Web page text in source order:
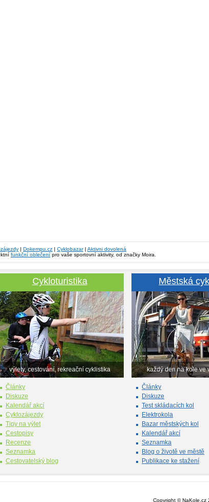
| Dokempu.cz | Cyklobazar| Aktivni dovolená
funkční oblečení pro vaše sportovní aktivity, od značky Moira.
Cykloturistika
výlety, cestování, rekreační cyklistika
Články
Diskuze
Kalendář akcí
Cyklozájezdy
Tipy na výlet
Cestopisy
Recenze
Seznamka
Cestovatelský blog
Městská
každý den na kole ve
Články
Diskuze
Test skládacích kol
Elektrokola
Bazar městských kol
Kalendář akcí
Seznamka
Blog o životě ve městě
Publikace ke stažení
Copyright ©